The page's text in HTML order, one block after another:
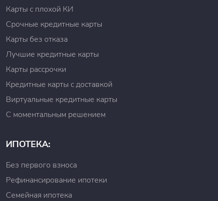
Карты с плохой КИ
Срочные кредитные карты
Карты без отказа
Лучшие кредитные карты
Карты рассрочки
Кредитные карты с доставкой
Виртуальные кредитные карты
С моментальным решением
ИПОТЕКА:
Без первого взноса
Рефинансирование ипотеки
Семейная ипотека